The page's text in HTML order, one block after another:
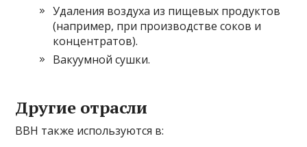
Удаления воздуха из пищевых продуктов
(например, при производстве соков и
концентратов).
Вакуумной сушки.
Другие отрасли
ВВН также используются в: